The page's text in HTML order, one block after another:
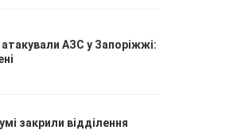
атакували АЗС у Запоріжжі:
закрили відділення